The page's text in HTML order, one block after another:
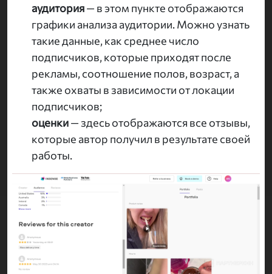
аудитория— в этом пункте отображаются
графики анализа аудитории. Можно узнать
такие данные, как среднее число
подписчиков, которые приходят после
рекламы, соотношение полов, возраст, а
также охваты в зависимости от локации
подписчиков;
оценки— здесь отображаются все отзывы,
которые автор получил в результате своей
работы.